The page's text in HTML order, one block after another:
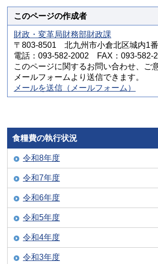
このページの作成者
財政・変革局財務部財政課
〒803-8501 北九州市小倉北区城内1
電話：093-582-2002 FAX：093-582-
このページに関するお問い合わせ、ご
メールフォームより送信できます。
メールを送信（メールフォーム）
食糧費の執行状況
令和8年度
令和7年度
令和6年度
令和5年度
令和4年度
令和3年度